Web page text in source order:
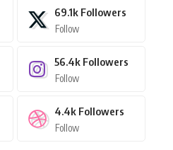
69.1k Followers
Follow
56.4k Followers
Follow
4.4k Followers
Follow